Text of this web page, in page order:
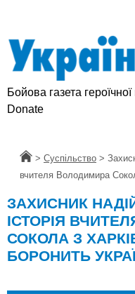
Бойова газета героїчної
Donate
Головна
> Суспільство >
вчителя Володимира
ЗАХИСНИК
ІСТОРІЯ
СОКОЛА З
БОРОНИТЬ